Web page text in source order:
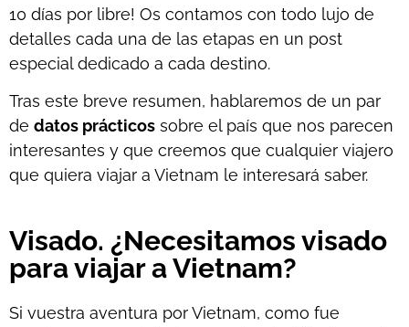
10 días por libre! Os contamos con todo lujo de
detalles cada una de las etapas en un post
especial dedicado a cada destino.
Tras este breve resumen, hablaremos de un par
de datos prácticos sobre el país que nos parecen
interesantes y que creemos que cualquier viajero
que quiera viajar a Vietnam le interesará saber.
Visado. ¿Necesitamos visado
para viajar a Vietnam?
Si vuestra aventura por Vietnam, como fue